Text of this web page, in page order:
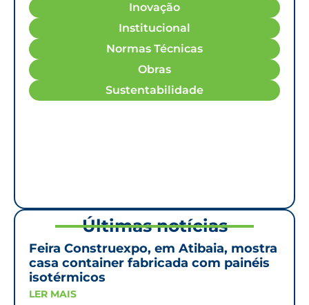
Inovação
Institucional
Normas Técnicas
Obras
Sustentabilidade
Últimas notícias
Feira Construexpo, em Atibaia, mostra
casa container fabricada com painéis
isotérmicos
LER MAIS